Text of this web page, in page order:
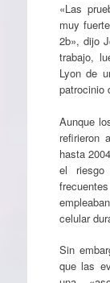
«Las
muy
2b», dijo
trabajo,
Lyon de
patrocinio
Aunque
refirieron
hasta
el
celular
Sin
que las